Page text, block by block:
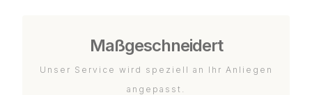
Maßgeschneidert
Unser Service wird speziell an Ihr Anliegen
angepasst.